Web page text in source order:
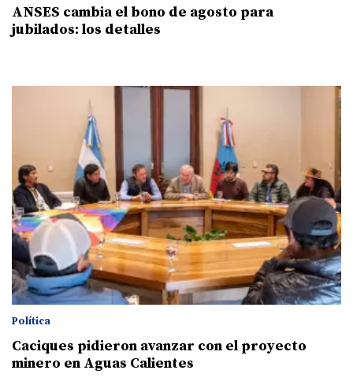
ANSES cambia el bono de agosto para
jubilados: los detalles
Política
Caciques pidieron avanzar con el proyecto
minero en Aguas Calientes